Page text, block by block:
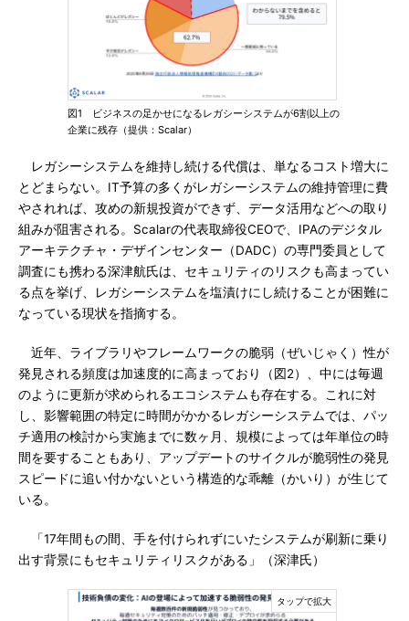
図1 ビジネスの足かせになるレガシーシステムが6割以上の
企業に残存（提供：Scalar）
レガシーシステムを維持し続ける代償は、単なるコスト増大に
とどまらない。IT予算の多くがレガシーシステムの維持管理に費
やされれば、攻めの新規投資ができず、データ活用などへの取り
組みが阻害される。Scalarの代表取締役CEOで、IPAのデジタル
アーキテクチャ・デザインセンター（DADC）の専門委員として
調査にも携わる深津航氏は、セキュリティのリスクも高まってい
る点を挙げ、レガシーシステムを塩漬けにし続けることが困難に
なっている現状を指摘する。
近年、ライブラリやフレームワークの脆弱（ぜいじゃく）性が
発見される頻度は加速度的に高まっており（図2）、中には毎週
のように更新が求められるエコシステムも存在する。これに対
し、影響範囲の特定に時間がかかるレガシーシステムでは、パッ
チ適用の検討から実施までに数ヶ月、規模によっては年単位の時
間を要することもあり、アップデートのサイクルが脆弱性の発見
スピードに追い付かないという構造的な乖離（かいり）が生じて
いる。
「17年間もの間、手を付けられずにいたシステムが刷新に乗り
出す背景にもセキュリティリスクがある」（深津氏）